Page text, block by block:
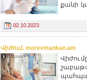
քանի
02.10.2023
Վիժում. morevmankan.am